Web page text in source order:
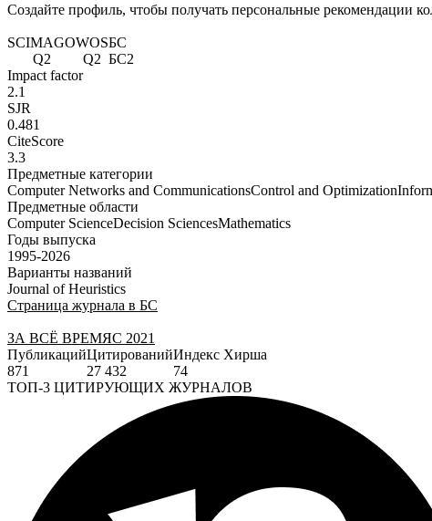
Создайте профиль, чтобы получать персональные рекомендации
SCIMAGO
Q2
WOS
Q2
БС
БС2
Impact factor
2.1
SJR
0.481
CiteScore
3.3
Предметные категории
Computer Networks and CommunicationsControl and Optimization
Предметные области
Computer ScienceDecision SciencesMathematics
Годы выпуска
1995-2026
Варианты названий
Journal of Heuristics
Страница журнала в БС
ЗА ВСЁ ВРЕМЯС 2021
Публикаций
871
Цитирований
27 432
Индекс Хирша
74
ТОП-3 ЦИТИРУЮЩИХ ЖУРНАЛОВ